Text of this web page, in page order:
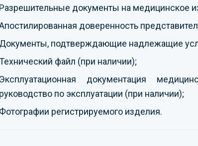
документы на медицинское
доверенность
подтверждающие надлежащие
файл (при наличии);
документация
по эксплуатации (при наличии);
регистрируемого изделия.